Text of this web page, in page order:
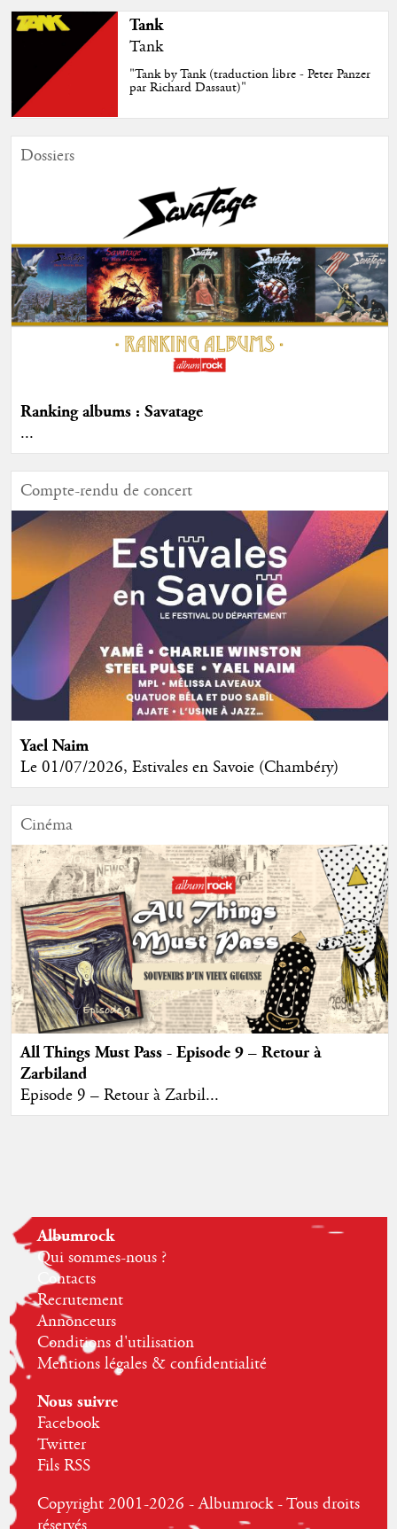
Tank
Tank
"Tank by Tank (traduction libre - Peter Panzer
par Richard Dassaut)"
Dossiers
Ranking albums : Savatage
...
Compte-rendu de concert
Yael Naim
Le 01/07/2026, Estivales en Savoie (Chambéry)
Cinéma
All Things Must Pass - Episode 9 – Retour à
Zarbiland
Episode 9 – Retour à Zarbil...
Albumrock
Qui sommes-nous ?
Contacts
Recrutement
Annonceurs
Conditions d'utilisation
Mentions légales & confidentialité
Nous suivre
Facebook
Twitter
Fils RSS
Copyright 2001-2026 - Albumrock - Tous droits